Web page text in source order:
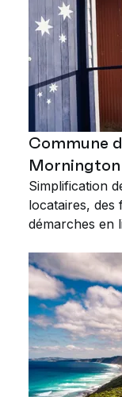
Commune
Mornington
Simplification
locataires, des
démarches en